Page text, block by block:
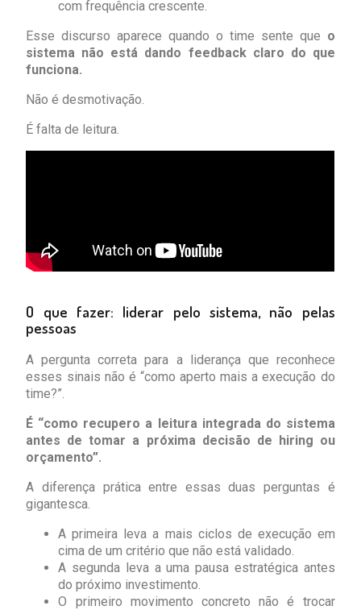
com frequência crescente.
Esse discurso aparece quando o time sente que o
sistema não está dando feedback claro do que
funciona.
Não é desmotivação.
É falta de leitura.
O que fazer: liderar pelo sistema, não pelas
pessoas
A pergunta correta para a liderança que reconhece
esses sinais não é “como aperto mais a execução do
time?”.
É “como recupero a leitura integrada do sistema
antes de tomar a próxima decisão de hiring ou
orçamento”.
A diferença prática entre essas duas perguntas é
gigantesca.
A primeira leva a mais ciclos de execução em
cima de um critério que não está validado.
A segunda leva a uma pausa estratégica antes
do próximo investimento.
O primeiro movimento concreto não é trocar